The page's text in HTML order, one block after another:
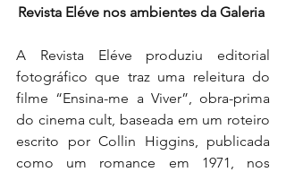
Revista Eléve nos ambientes da Galeria
A Revista Eléve produziu editorial
fotográfico que traz uma releitura do
filme “Ensina-me a Viver”, obra-prima
do cinema cult, baseada em um roteiro
escrito por Collin Higgins, publicada
como um romance em 1971, nos